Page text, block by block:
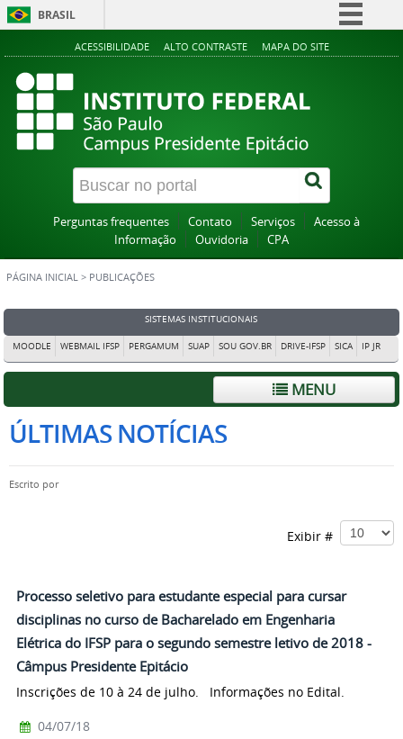
BRASIL
Simplifique!
Participe
Legislação
ACESSIBILIDADE ALTO CONTRASTE MAPA DO SITE
Perguntas frequentes Contato Serviços
Acesso à
Informação
Ouvidoria CPA
PÁGINA INICIAL > PUBLICAÇÕES
SISTEMAS INSTITUCIONAIS
MOODLE WEBMAIL IFSP PERGAMUM SUAP SOU GOV.BR DRIVE-IFSP SICA IP JR
MENU
ÚLTIMAS NOTÍCIAS
Escrito por
Exibir #
Processo seletivo para estudante especial para cursar
disciplinas no curso de Bacharelado em Engenharia
Elétrica do IFSP para o segundo semestre letivo de 2018 -
Câmpus Presidente Epitácio
Inscrições de 10 à 24 de julho. Informações no Edital.
04/07/18